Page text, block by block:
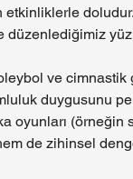
doludur.
ve
duygusunu
oyunları
de zihinsel